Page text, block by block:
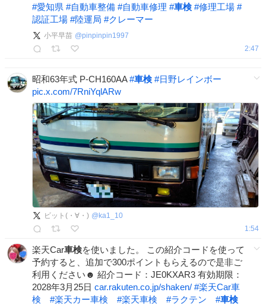
#愛知県 #自動車整備 #自動車修理 #車検 #修理工場 #
認証工場 #陸運局 #クレーマー
小平早苗 @pinpinpin1997
2:47
昭和63年式 P-CH160AA#車検 #日野レインボー
pic.x.com/7RniYqlARw
ビット(・∀・) @ ka1_10
1:54
楽天Car車検を使いました。 この紹介コードを使って
予約すると、追加で300ポイントもらえるので是非ご
利用ください☻ 紹介コード：JE0KXAR3 有効期限：
2028年3月25日 car.rakuten.co.jp/shaken/ #楽天Car車
検
#楽天カー車検 #楽天車検 #ラクテン #車検